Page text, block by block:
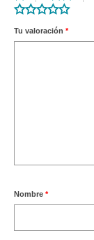
Tu valoración *
Nombre *